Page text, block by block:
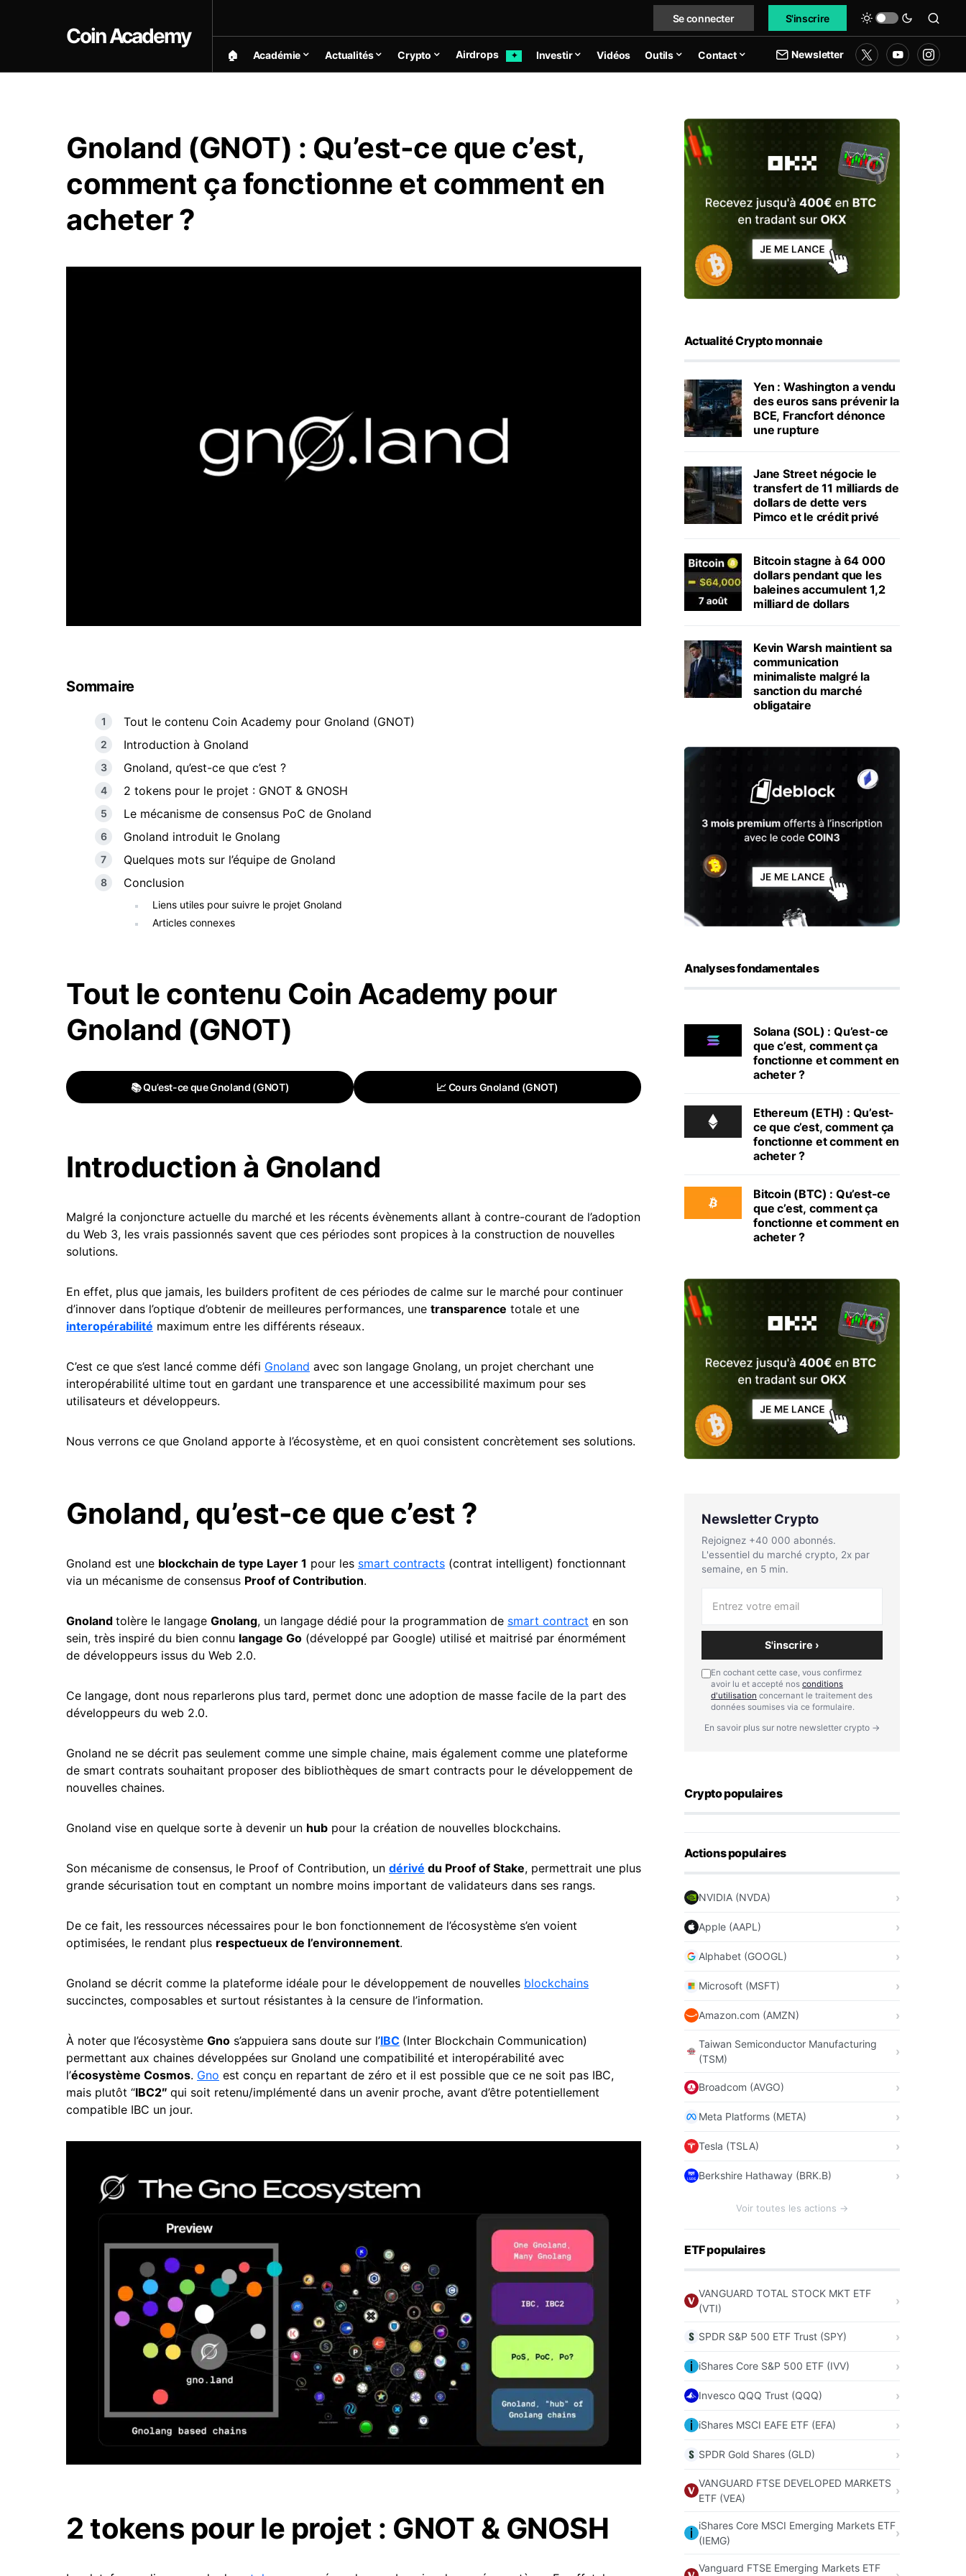
Coin Academy
Se connecter S'inscrire
🏠︎ Académie Actualités Crypto Airdrops ✦ Investir Vidéos Outils Contact Newsletter
Gnoland (GNOT) : Qu’est-ce que c’est,
comment ça fonctionne et comment en
acheter ?
Sommaire
Tout le contenu Coin Academy pour Gnoland (GNOT)
Introduction à Gnoland
Gnoland, qu’est-ce que c’est ?
2 tokens pour le projet : GNOT & GNOSH
Le mécanisme de consensus PoC de Gnoland
Gnoland introduit le Gnolang
Quelques mots sur l’équipe de Gnoland
Conclusion
Liens utiles pour suivre le projet Gnoland
Articles connexes
Tout le contenu Coin Academy pour
Gnoland (GNOT)
📚 Qu’est-ce que Gnoland (GNOT) 📈 Cours Gnoland (GNOT)
Introduction à Gnoland
Malgré la conjoncture actuelle du marché et les récents évènements allant à contre-courant de l’adoption
du Web 3, les vrais passionnés savent que ces périodes sont propices à la construction de nouvelles
solutions.
En effet, plus que jamais, les builders profitent de ces périodes de calme sur le marché pour continuer
d’innover dans l’optique d’obtenir de meilleures performances, une transparence totale et une
interopérabilité maximum entre les différents réseaux.
C’est ce que s’est lancé comme défi Gnoland avec son langage Gnolang, un projet cherchant une
interopérabilité ultime tout en gardant une transparence et une accessibilité maximum pour ses
utilisateurs et développeurs.
Nous verrons ce que Gnoland apporte à l’écosystème, et en quoi consistent concrètement ses solutions.
Gnoland, qu’est-ce que c’est ?
Gnoland est une blockchain de type Layer 1 pour les smart contracts (contrat intelligent) fonctionnant
via un mécanisme de consensus Proof of Contribution.
Gnoland tolère le langage Gnolang, un langage dédié pour la programmation de smart contract en son
sein, très inspiré du bien connu langage Go (développé par Google) utilisé et maitrisé par énormément
de développeurs issus du Web 2.0.
Ce langage, dont nous reparlerons plus tard, permet donc une adoption de masse facile de la part des
développeurs du web 2.0.
Gnoland ne se décrit pas seulement comme une simple chaine, mais également comme une plateforme
de smart contrats souhaitant proposer des bibliothèques de smart contracts pour le développement de
nouvelles chaines.
Gnoland vise en quelque sorte à devenir un hub pour la création de nouvelles blockchains.
Son mécanisme de consensus, le Proof of Contribution, un dérivé du Proof of Stake, permettrait une plus
grande sécurisation tout en comptant un nombre moins important de validateurs dans ses rangs.
De ce fait, les ressources nécessaires pour le bon fonctionnement de l’écosystème s’en voient
optimisées, le rendant plus respectueux de l’environnement.
Gnoland se décrit comme la plateforme idéale pour le développement de nouvelles blockchains
succinctes, composables et surtout résistantes à la censure de l’information.
À noter que l’écosystème Gno s’appuiera sans doute sur l’IBC (Inter Blockchain Communication)
permettant aux chaines développées sur Gnoland une compatibilité et interopérabilité avec
l’écosystème Cosmos. Gno est conçu en repartant de zéro et il est possible que ce ne soit pas IBC,
mais plutôt “IBC2″ qui soit retenu/implémenté dans un avenir proche, avant d’être potentiellement
compatible IBC un jour.
2 tokens pour le projet : GNOT & GNOSH
Actualité Crypto monnaie
Yen : Washington a vendu
des euros sans prévenir la
BCE, Francfort dénonce
une rupture
Jane Street négocie le
transfert de 11 milliards de
dollars de dette vers
Pimco et le crédit privé
Bitcoin stagne à 64 000
dollars pendant que les
baleines accumulent 1,2
milliard de dollars
Kevin Warsh maintient sa
communication
minimaliste malgré la
sanction du marché
obligataire
Analyses fondamentales
Solana (SOL) : Qu’est-ce
que c’est, comment ça
fonctionne et comment en
acheter ?
Ethereum (ETH) : Qu’est-
ce que c’est, comment ça
fonctionne et comment en
acheter ?
Bitcoin (BTC) : Qu’est-ce
que c’est, comment ça
fonctionne et comment en
acheter ?
Newsletter Crypto
Rejoignez +40 000 abonnés.
L'essentiel du marché crypto, 2x par
semaine, en 5 min.
S'inscrire ›
En cochant cette case, vous confirmez
avoir lu et accepté nos conditions
d'utilisation concernant le traitement des
données soumises via ce formulaire.
En savoir plus sur notre newsletter crypto →
Crypto populaires
Actions populaires
NVIDIA (NVDA)
Apple (AAPL)
Alphabet (GOOGL)
Microsoft (MSFT)
Amazon.com (AMZN)
Taiwan Semiconductor Manufacturing
(TSM)
Broadcom (AVGO)
Meta Platforms (META)
Tesla (TSLA)
Berkshire Hathaway (BRK.B)
Voir toutes les actions →
ETF populaires
VANGUARD TOTAL STOCK MKT ETF
(VTI)
SPDR S&P 500 ETF Trust (SPY)
iShares Core S&P 500 ETF (IVV)
Invesco QQQ Trust (QQQ)
iShares MSCI EAFE ETF (EFA)
SPDR Gold Shares (GLD)
VANGUARD FTSE DEVELOPED MARKETS
ETF (VEA)
iShares Core MSCI Emerging Markets ETF
(IEMG)
Vanguard FTSE Emerging Markets ETF